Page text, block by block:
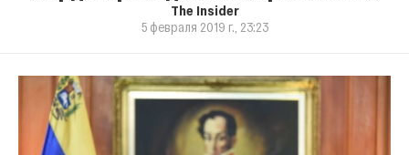
The Insider
5 февраля 2019 г., 23:23